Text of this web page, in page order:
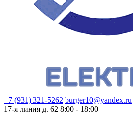
+7 (931) 321-5262 burger10@yandex.ru
17-я линия д. 62 8:00 - 18:00